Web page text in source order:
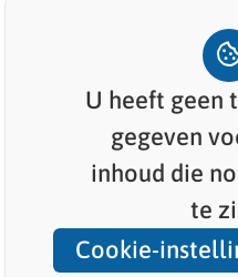
U heeft geen
gegeven
inhoud die
te
Cookie-